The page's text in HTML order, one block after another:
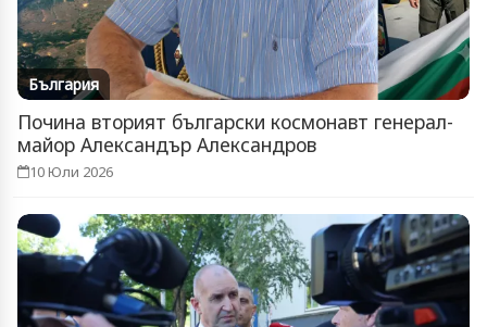
България
Почина вторият български космонавт генерал-
майор Александър Александров
10 Юли 2026